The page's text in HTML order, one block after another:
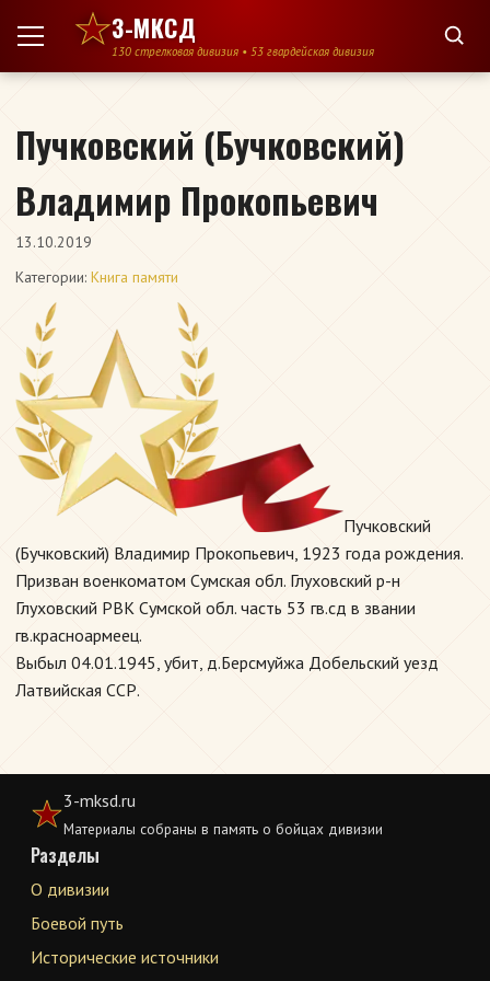
Перейти к содержимому
3-МКСД
130 стрелковая дивизия • 53 гвардейская дивизия
Пучковский (Бучковский)
Владимир Прокопьевич
13.10.2019
Категории: Книга памяти
Пучковский
(Бучковский) Владимир Прокопьевич, 1923 года рождения.
Призван военкоматом Сумская обл. Глуховский р-н
Глуховский РВК Сумской обл. часть 53 гв.сд в звании
гв.красноармеец.
Выбыл 04.01.1945, убит, д.Берсмуйжа Добельский уезд
Латвийская ССР.
3-mksd.ru
Материалы собраны в память о бойцах дивизии
Разделы
О дивизии
Боевой путь
Исторические источники